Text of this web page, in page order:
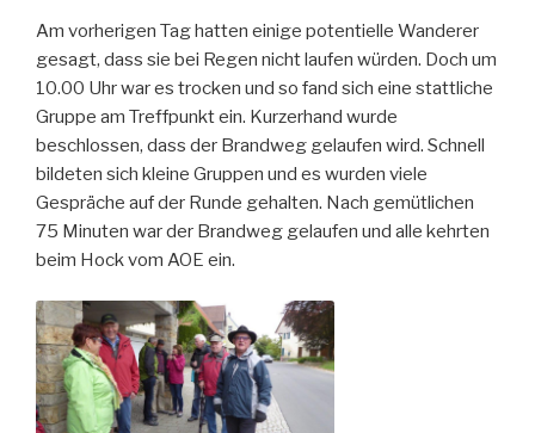
Am vorherigen Tag hatten einige potentielle Wanderer
gesagt, dass sie bei Regen nicht laufen würden. Doch um
10.00 Uhr war es trocken und so fand sich eine stattliche
Gruppe am Treffpunkt ein. Kurzerhand wurde
beschlossen, dass der Brandweg gelaufen wird. Schnell
bildeten sich kleine Gruppen und es wurden viele
Gespräche auf der Runde gehalten. Nach gemütlichen
75 Minuten war der Brandweg gelaufen und alle kehrten
beim Hock vom AOE ein.